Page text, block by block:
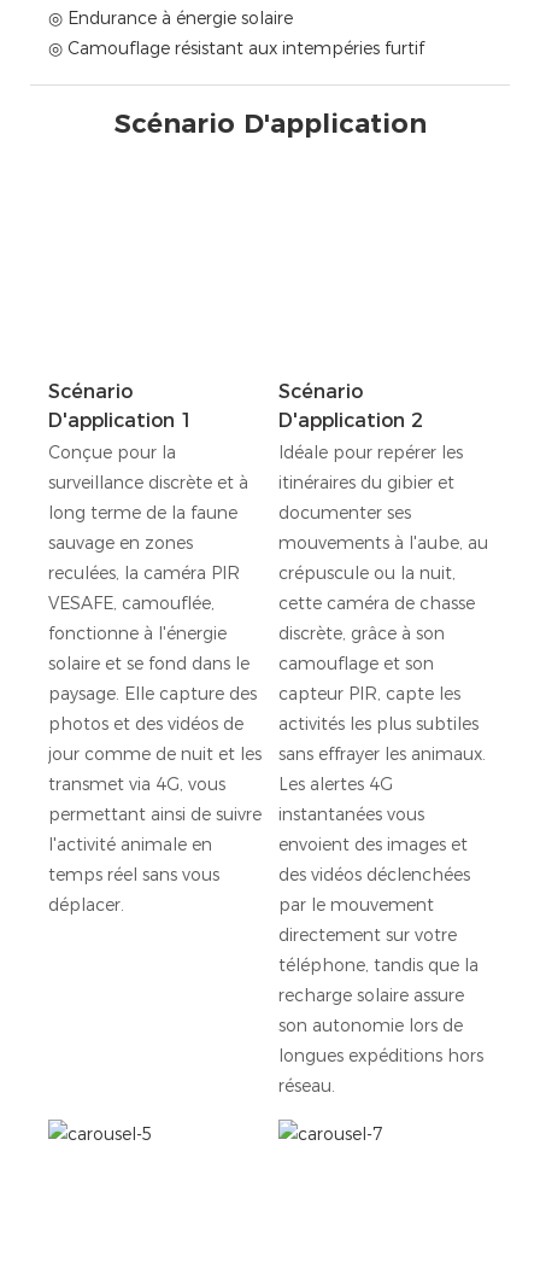
◎ Endurance à énergie solaire
◎ Camouflage résistant aux intempéries furtif
Scénario D'application
Scénario
D'application 1
Conçue pour la
surveillance discrète et à
long terme de la faune
sauvage en zones
reculées, la caméra PIR
VESAFE, camouflée,
fonctionne à l'énergie
solaire et se fond dans le
paysage. Elle capture des
photos et des vidéos de
jour comme de nuit et les
transmet via 4G, vous
permettant ainsi de suivre
l'activité animale en
temps réel sans vous
déplacer.
Scénario
D'application 2
Idéale pour repérer les
itinéraires du gibier et
documenter ses
mouvements à l'aube, au
crépuscule ou la nuit,
cette caméra de chasse
discrète, grâce à son
camouflage et son
capteur PIR, capte les
activités les plus subtiles
sans effrayer les animaux.
Les alertes 4G
instantanées vous
envoient des images et
des vidéos déclenchées
par le mouvement
directement sur votre
téléphone, tandis que la
recharge solaire assure
son autonomie lors de
longues expéditions hors
réseau.